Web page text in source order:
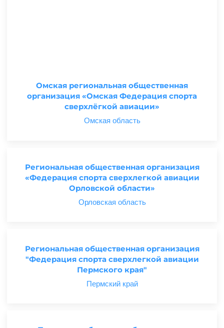
Омская региональная общественная
организация «Омская Федерация спорта
сверхлёгкой авиации»
Омская область
Региональная общественная организация
«Федерация спорта сверхлегкой авиации
Орловской области»
Орловская область
Региональная общественная организация
"Федерация спорта сверхлегкой авиации
Пермского края"
Пермский край